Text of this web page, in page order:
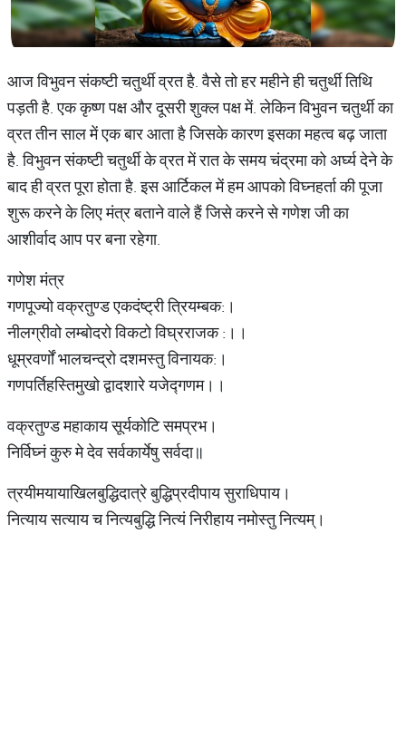
आज विभुवन संकष्टी चतुर्थी व्रत है. वैसे तो हर महीने ही चतुर्थी तिथि
पड़ती है. एक कृष्ण पक्ष और दूसरी शुक्ल पक्ष में. लेकिन विभुवन चतुर्थी का
व्रत तीन साल में एक बार आता है जिसके कारण इसका महत्व बढ़ जाता
है. विभुवन संकष्टी चतुर्थी के व्रत में रात के समय चंद्रमा को अर्घ्य देने के
बाद ही व्रत पूरा होता है. इस आर्टिकल में हम आपको विघ्नहर्ता की पूजा
शुरू करने के लिए मंत्र बताने वाले हैं जिसे करने से गणेश जी का
आशीर्वाद आप पर बना रहेगा.
गणेश मंत्र
गणपूज्यो वक्रतुण्ड एकदंष्ट्री त्रियम्बक:।
नीलग्रीवो लम्बोदरो विकटो विघ्रराजक :।।
धूम्रवर्णों भालचन्द्रो दशमस्तु विनायक:।
गणपर्तिहस्तिमुखो द्वादशारे यजेद्गणम।।
वक्रतुण्ड महाकाय सूर्यकोटि समप्रभ।
निर्विघ्नं कुरु मे देव सर्वकार्येषु सर्वदा॥
त्रयीमयायाखिलबुद्धिदात्रे बुद्धिप्रदीपाय सुराधिपाय।
नित्याय सत्याय च नित्यबुद्धि नित्यं निरीहाय नमोस्तु नित्यम्।